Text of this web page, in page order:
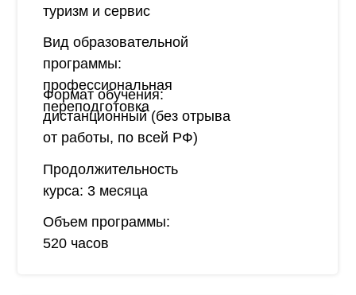
туризм и сервис
Вид образовательной
программы:
профессиональная
переподготовка
Формат обучения:
дистанционный (без отрыва
от работы, по всей РФ)
Продолжительность
курса: 3 месяца
Объем программы:
520 часов